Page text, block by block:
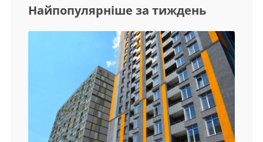
Найпопулярніше за тиждень